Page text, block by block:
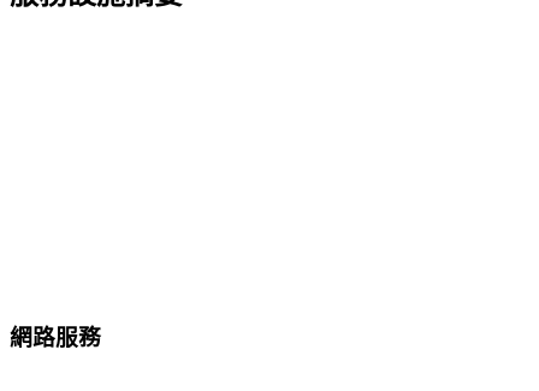
網路服務